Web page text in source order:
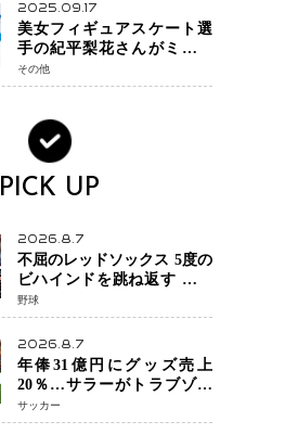
2025.09.17
美女フィギュアスケート選
手の紀平梨花さんがミラノ
五輪出場断念 中部選手権欠
場を発表「安全最優先の判
その他
PICK UP
2026.8.7
不屈のレッドソックス 5度の
ビハインドを跳ね返す 延長
13回サヨナラ勝ち 吉田正尚
選手も2安打1打点で貢献 4得
点以上は驚異の28連勝
野球
2026.8.7
年俸31億円にグッズ売上
20％…サラーがトラブゾン
スポル加入 世界サッカーは
「五大リーグ一強」から新
サッカー